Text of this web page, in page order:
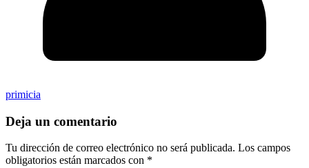
primicia
Deja un comentario
Tu dirección de correo electrónico no será publicada. Los campos
obligatorios están marcados con *